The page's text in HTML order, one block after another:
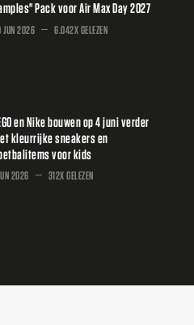
Pack voor Air Max Day 2027
JUN 2026 6.042X GELEZEN
en Nike bouwen op 4 juni verder
kleurrijke sneakers en
voor kids
2026 312X GELEZEN